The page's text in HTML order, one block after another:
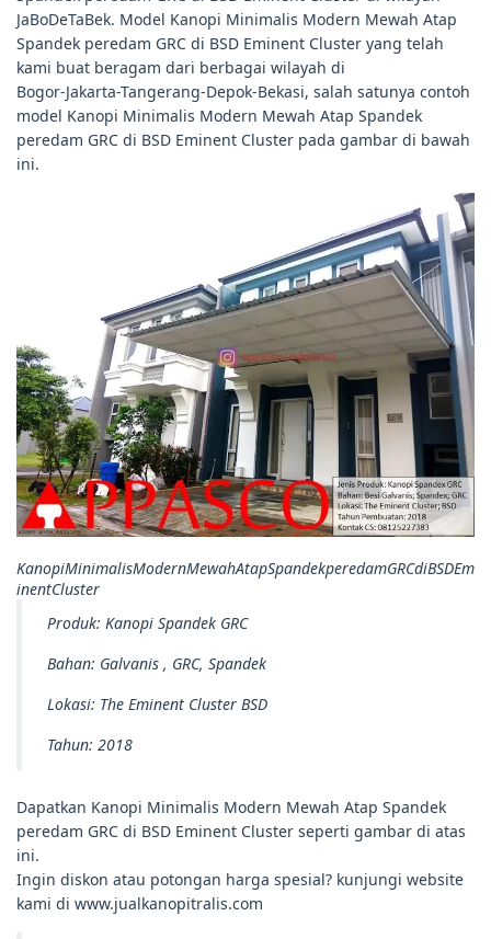
JaBoDeTaBek. Model Kanopi Minimalis Modern Mewah Atap
Spandek peredam GRC di BSD Eminent Cluster yang telah
kami buat beragam dari berbagai wilayah di
Bogor-Jakarta-Tangerang-Depok-Bekasi, salah satunya contoh
model Kanopi Minimalis Modern Mewah Atap Spandek
peredam GRC di BSD Eminent Cluster pada gambar di bawah
ini.
K a n o p i M i n i m a l i s M o d e r n M e w a h A t a p S p a n d ek p e r e d a m G R C d i B S D E m
i n e n t C l u s t e r
Produk: Kanopi Spandek GRC
Bahan: Galvanis , GRC, Spandek
Lokasi: The Eminent Cluster BSD
Tahun: 2018
Dapatkan Kanopi Minimalis Modern Mewah Atap Spandek
peredam GRC di BSD Eminent Cluster seperti gambar di atas
ini.
Ingin diskon atau potongan harga spesial? kunjungi website
kami di www.jualkanopitralis.com